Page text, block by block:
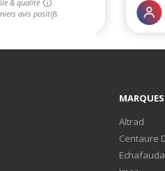
MARQUES
Altrad
Centaure